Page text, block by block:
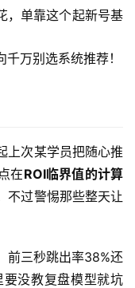
，单靠这个起新号基
万别选系统推荐！
上次某学员把随心推
在ROI临界值的计算
不过警惕那些整天让
前三秒跳出率38%还
没教复盘模型就坑